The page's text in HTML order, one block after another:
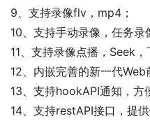
9、支持录像flv，mp4；
10、支持手动录像，任务录
11、支持录像点播，Seek，
12、内嵌完善的新一代Web
13、支持hookAPI通知，方
14、支持restAPI接口，提